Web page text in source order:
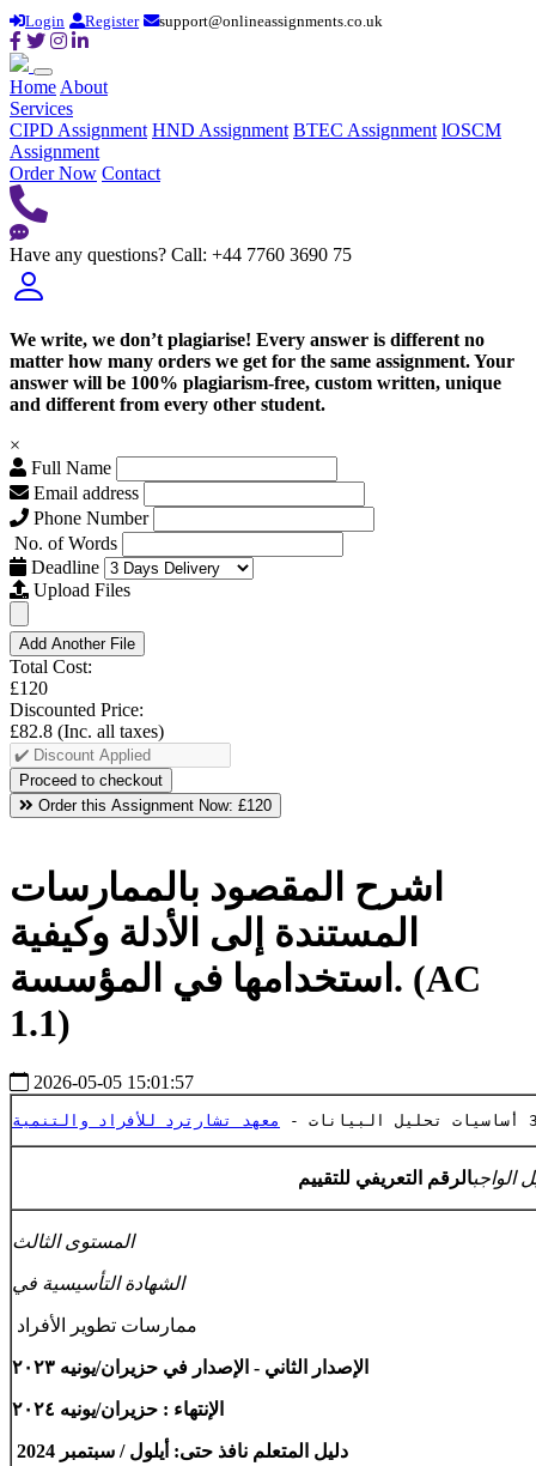
Login Register support@onlineassignments.co.uk
Home About
Services
CIPD Assignment HND Assignment BTEC Assignment lOSCM
Assignment
Order Now Contact
Have any questions? Call: +44 7760 3690 75
We write, we don’t plagiarise! Every answer is different no
matter how many orders we get for the same assignment. Your
answer will be 100% plagiarism-free, custom written, unique
and different from every other student.
×
Full Name
Email address
Phone Number
No. of Words
Deadline
Upload Files
Add Another File
Total Cost:
£120
Discounted Price:
£82.8 (Inc. all taxes)
Order this Assignment Now: £120
اشرح المقصود بالممارسات
المستندة إلى الأدلة وكيفية
استخدامها في المؤسسة. (AC
1.1)
2026-05-05 15:01:57
معهد تشارترد للأفراد والتنمية
الواجب
المستوى الثالث
الشهادة التأسيسية في
ممارسات تطوير الأفراد
الإصدار الثاني - الإصدار في حزيران/يونيه ٢٠٢٣
الإنتهاء : حزيران/يونيه ٢٠٢٤
دليل المتعلم نافذ حتى: أيلول / سبتمبر 2024